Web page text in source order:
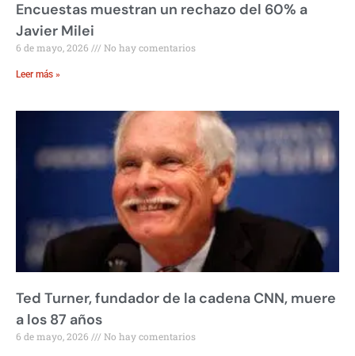
Encuestas muestran un rechazo del 60% a
Javier Milei
6 de mayo, 2026 No hay comentarios
Leer más »
Ted Turner, fundador de la cadena CNN, muere
a los 87 años
6 de mayo, 2026 No hay comentarios